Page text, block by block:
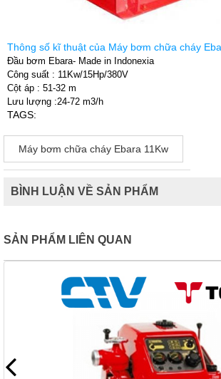
Thông số kĩ thuật của Máy bơm chữa cháy
Đầu bơm Ebara- Made in Indonexia
Công suất : 11Kw/15Hp/380V
Cột áp : 51-32 m
Lưu lượng :24-72 m3/h
TAGS:
Máy bơm chữa cháy Ebara 11Kw
BÌNH LUẬN VỀ SẢN PHẨM
SẢN PHẨM LIÊN QUAN